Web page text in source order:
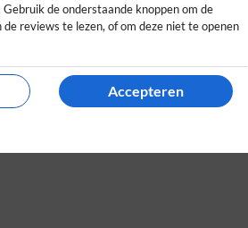
0 0
de onderstaande knoppen om de
reviews te lezen, of om deze niet te openen
Accepteren